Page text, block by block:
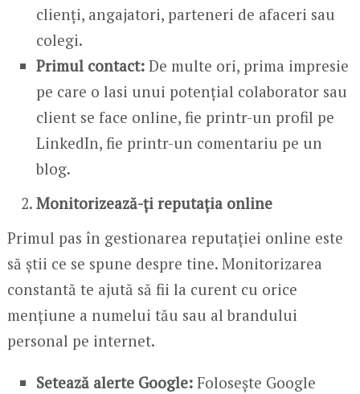
clienți, angajatori, parteneri de afaceri sau
colegi.
Primul contact: De multe ori, prima impresie
pe care o lasi unui potențial colaborator sau
client se face online, fie printr-un profil pe
LinkedIn, fie printr-un comentariu pe un
blog.
Monitorizează-ți reputația online
Primul pas în gestionarea reputației online este
să știi ce se spune despre tine. Monitorizarea
constantă te ajută să fii la curent cu orice
mențiune a numelui tău sau al brandului
personal pe internet.
Setează alerte Google: Folosește Google